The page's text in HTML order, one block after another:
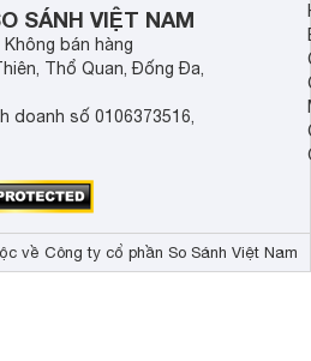
SÁNH VIỆT NAM
bán hàng
Thổ Quan, Đống Đa,
doanh số 0106373516,
về Công ty cổ phần So Sánh Việt Nam